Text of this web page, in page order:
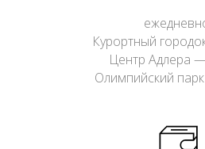
Курортный
Центр Адлера
Олимпийский